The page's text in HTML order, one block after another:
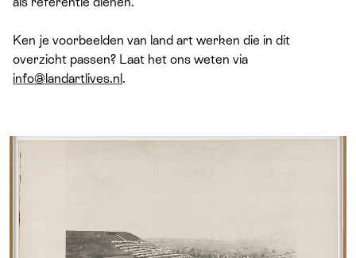
Ken je voorbeelden van land art werken die in dit
overzicht passen? Laat het ons weten via
info@landartlives.nl.